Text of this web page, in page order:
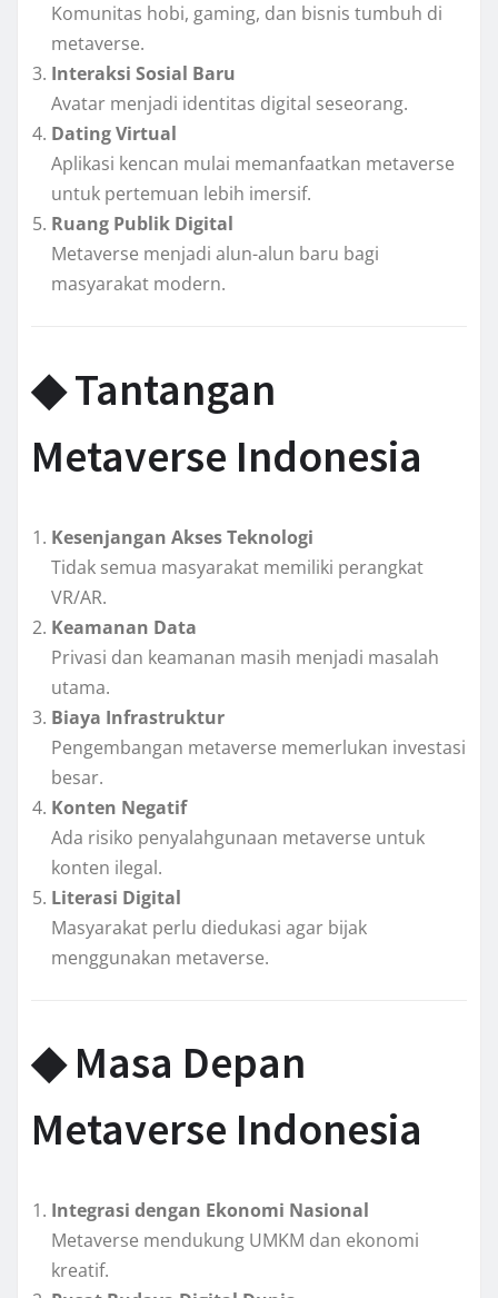
Komunitas hobi, gaming, dan bisnis tumbuh di
metaverse.
Interaksi Sosial Baru
Avatar menjadi identitas digital seseorang.
Dating Virtual
Aplikasi kencan mulai memanfaatkan metaverse
untuk pertemuan lebih imersif.
Ruang Publik Digital
Metaverse menjadi alun-alun baru bagi
masyarakat modern.
◆ Tantangan
Metaverse Indonesia
Kesenjangan Akses Teknologi
Tidak semua masyarakat memiliki perangkat
VR/AR.
Keamanan Data
Privasi dan keamanan masih menjadi masalah
utama.
Biaya Infrastruktur
Pengembangan metaverse memerlukan investasi
besar.
Konten Negatif
Ada risiko penyalahgunaan metaverse untuk
konten ilegal.
Literasi Digital
Masyarakat perlu diedukasi agar bijak
menggunakan metaverse.
◆ Masa Depan
Metaverse Indonesia
Integrasi dengan Ekonomi Nasional
Metaverse mendukung UMKM dan ekonomi
kreatif.